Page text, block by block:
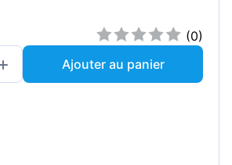
(0)
Ajouter au panier